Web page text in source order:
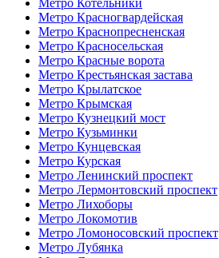
Метро Красногвардейская
Метро Краснопресненская
Метро Красносельская
Метро Красные ворота
Метро Крестьянская застава
Метро Крылатское
Метро Крымская
Метро Кузнецкий мост
Метро Кузьминки
Метро Кунцевская
Метро Курская
Метро Ленинский проспект
Метро Лермонтовский проспект
Метро Лихоборы
Метро Локомотив
Метро Ломоносовский проспект
Метро Лубянка